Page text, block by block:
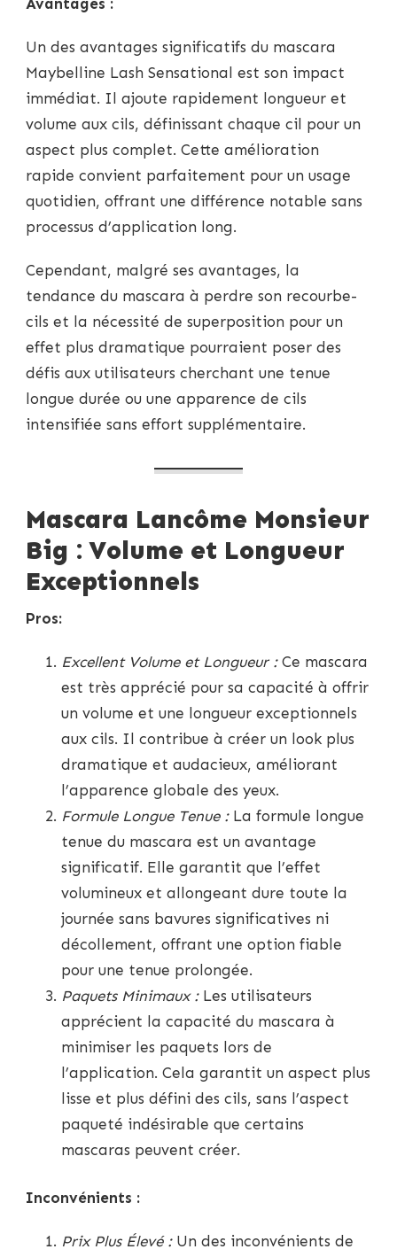
Un des avantages significatifs du mascara
Maybelline Lash Sensational est son impact
immédiat. Il ajoute rapidement longueur et
volume aux cils, définissant chaque cil pour un
aspect plus complet. Cette amélioration
rapide convient parfaitement pour un usage
quotidien, offrant une différence notable sans
processus d’application long.
Cependant, malgré ses avantages, la
tendance du mascara à perdre son recourbe-
cils et la nécessité de superposition pour un
effet plus dramatique pourraient poser des
défis aux utilisateurs cherchant une tenue
longue durée ou une apparence de cils
intensifiée sans effort supplémentaire.
Mascara Lancôme Monsieur
Big : Volume et Longueur
Exceptionnels
Pros:
Excellent Volume et Longueur :Ce mascara
est très apprécié pour sa capacité à offrir
un volume et une longueur exceptionnels
aux cils. Il contribue à créer un look plus
dramatique et audacieux, améliorant
l’apparence globale des yeux.
Formule Longue Tenue :La formule longue
tenue du mascara est un avantage
significatif. Elle garantit que l’effet
volumineux et allongeant dure toute la
journée sans bavures significatives ni
décollement, offrant une option fiable
pour une tenue prolongée.
Paquets Minimaux :Les utilisateurs
apprécient la capacité du mascara à
minimiser les paquets lors de
l’application. Cela garantit un aspect plus
lisse et plus défini des cils, sans l’aspect
paqueté indésirable que certains
mascaras peuvent créer.
Inconvénients :
Prix Plus Élevé :Un des inconvénients de